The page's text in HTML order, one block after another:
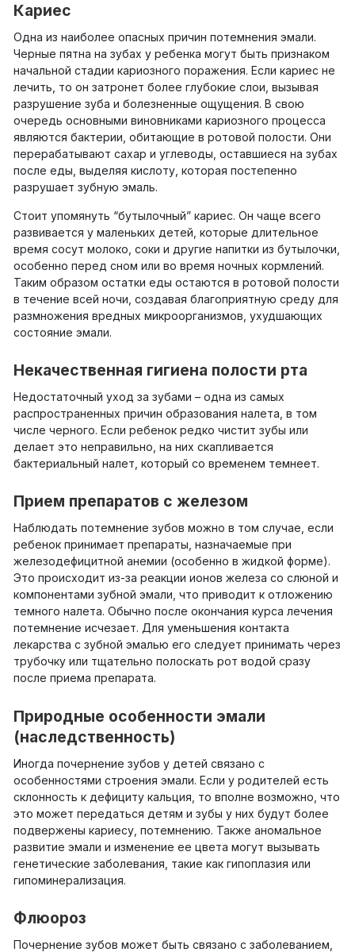
Кариес
Одна из наиболее опасных причин потемнения эмали.
Черные пятна на зубах у ребенка могут быть признаком
начальной стадии кариозного поражения. Если кариес не
лечить, то он затронет более глубокие слои, вызывая
разрушение зуба и болезненные ощущения. В свою
очередь основными виновниками кариозного процесса
являются бактерии, обитающие в ротовой полости. Они
перерабатывают сахар и углеводы, оставшиеся на зубах
после еды, выделяя кислоту, которая постепенно
разрушает зубную эмаль.
Стоит упомянуть “бутылочный” кариес. Он чаще всего
развивается у маленьких детей, которые длительное
время сосут молоко, соки и другие напитки из бутылочки,
особенно перед сном или во время ночных кормлений.
Таким образом остатки еды остаются в ротовой полости
в течение всей ночи, создавая благоприятную среду для
размножения вредных микроорганизмов, ухудшающих
состояние эмали.
Некачественная гигиена полости рта
Недостаточный уход за зубами – одна из самых
распространенных причин образования налета, в том
числе черного. Если ребенок редко чистит зубы или
делает это неправильно, на них скапливается
бактериальный налет, который со временем темнеет.
Прием препаратов с железом
Наблюдать потемнение зубов можно в том случае, если
ребенок принимает препараты, назначаемые при
железодефицитной анемии (особенно в жидкой форме).
Это происходит из-за реакции ионов железа со слюной и
компонентами зубной эмали, что приводит к отложению
темного налета. Обычно после окончания курса лечения
потемнение исчезает. Для уменьшения контакта
лекарства с зубной эмалью его следует принимать через
трубочку или тщательно полоскать рот водой сразу
после приема препарата.
Природные особенности эмали
(наследственность)
Иногда почернение зубов у детей связано с
особенностями строения эмали. Если у родителей есть
склонность к дефициту кальция, то вполне возможно, что
это может передаться детям и зубы у них будут более
подвержены кариесу, потемнению. Также аномальное
развитие эмали и изменение ее цвета могут вызывать
генетические заболевания, такие как гипоплазия или
гипоминерализация.
Флюороз
Почернение зубов может быть связано с заболеванием,